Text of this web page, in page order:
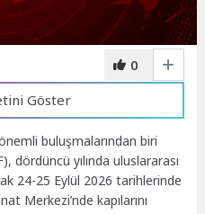
0
Göster
buluşmalarından biri
dördüncü yılında uluslararası
24-25 Eylül 2026 tarihlerinde
Merkezi’nde kapılarını